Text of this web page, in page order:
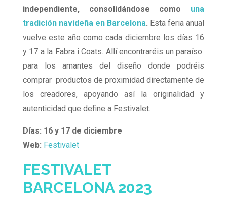
independiente, consolidándose como una
tradición navideña en Barcelona. Esta feria anual
vuelve este año como cada diciembre los días 16
y 17 a la Fabra i Coats. Allí encontraréis un paraíso
para los amantes del diseño donde podréis
comprar productos de proximidad directamente de
los creadores, apoyando así la originalidad y
autenticidad que define a Festivalet.
Días: 16 y 17 de diciembre
Web: Festivalet
FESTIVALET
BARCELONA 2023